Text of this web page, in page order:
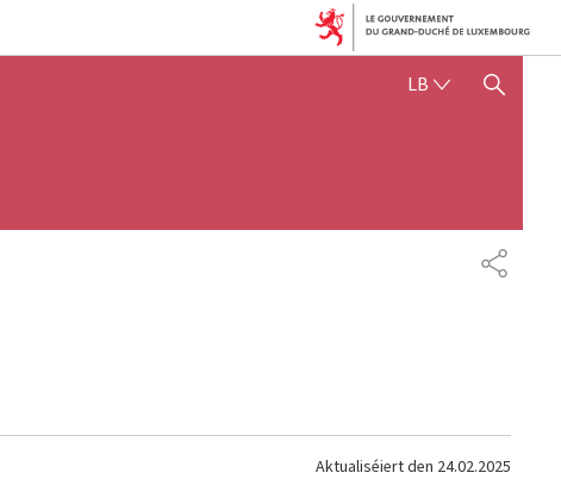
LB SHOW HIDE SEARCH
Aktualiséiert den 24.02.2025